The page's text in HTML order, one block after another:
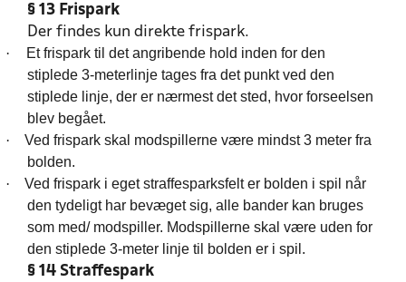
§ 13 Frispark
Der findes kun direkte frispark.
·
Et frispark til det angribende hold inden for den
stiplede 3-meterlinje tages fra det punkt ved den
stiplede linje, der er nærmest det sted, hvor forseelsen
blev begået.
·
Ved frispark skal modspillerne være mindst 3 meter fra
bolden.
·
Ved frispark i eget straffesparksfelt er bolden i spil når
den tydeligt har bevæget sig, alle bander kan bruges
som med/ modspiller. Modspillerne skal være uden for
den stiplede 3-meter linje til bolden er i spil.
§ 14 Straffespark